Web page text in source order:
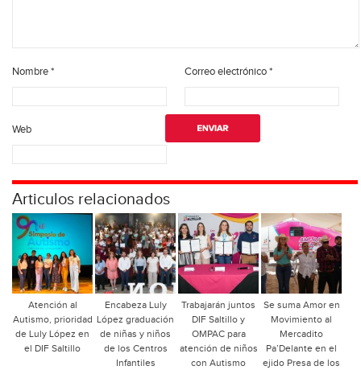
Nombre* Correo electrónico*
Web
Articulos relacionados
Atención al
Autismo, prioridad
de Luly López en
el DIF Saltillo
Encabeza Luly
López graduación
de niñas y niños
de los Centros
Infantiles
Trabajarán juntos
DIF Saltillo y
OMPAC para
atención de niños
con Autismo
Se suma Amor en
Movimiento al
Mercadito
Pa’Delante en el
ejido Presa de los